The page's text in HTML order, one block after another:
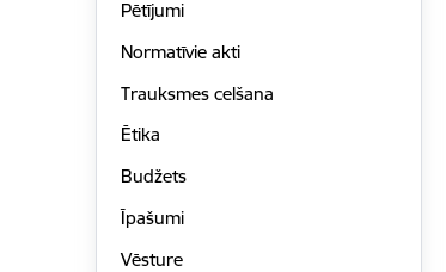
Pētījumi
Normatīvie akti
Trauksmes celšana
Ētika
Budžets
Īpašumi
Vēsture